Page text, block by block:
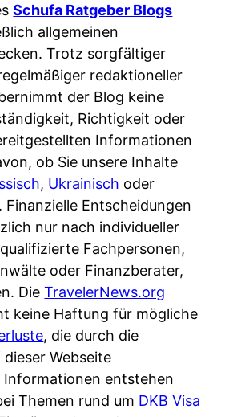
Schufa Ratgeber Blogs
allgemeinen
Trotz sorgfältiger
redaktioneller
der Blog keine
Richtigkeit oder
Informationen
ob Sie unsere Inhalte
, Ukrainisch oder
Finanzielle Entscheidungen
nur nach individueller
Fachpersonen,
oder Finanzberater,
DieTravelerNews.org
keine Haftung für mögliche
, die durch die
Webseite
entstehen
Themen rund um DKB Visa